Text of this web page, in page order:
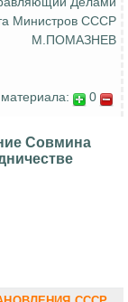
Министров СССР
М.ПОМАЗНЕВ
0
Совмина